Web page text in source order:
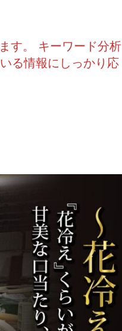
す。 キーワード分析
る情報にしっかり応